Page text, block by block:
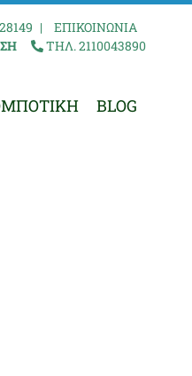
|
ΕΠΙΚΟΙΝΩΝΙΑ
ΤΗΛ. 2110043890
BLOG